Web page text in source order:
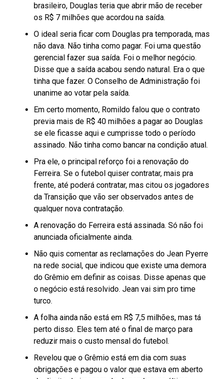
brasileiro, Douglas teria que abrir mão de receber
os R$ 7 milhões que acordou na saída.
O ideal seria ficar com Douglas pra temporada, mas
não dava. Não tinha como pagar. Foi uma questão
gerencial fazer sua saída. Foi o melhor negócio.
Disse que a saída acabou sendo natural. Era o que
tinha que fazer. O Conselho de Administração foi
unanime ao votar pela saída.
Em certo momento, Romildo falou que o contrato
previa mais de R$ 40 milhões a pagar ao Douglas
se ele ficasse aqui e cumprisse todo o período
assinado. Não tinha como bancar na condição atual.
Pra ele, o principal reforço foi a renovação do
Ferreira. Se o futebol quiser contratar, mais pra
frente, até poderá contratar, mas citou os jogadores
da Transição que vão ser observados antes de
qualquer nova contratação.
A renovação do Ferreira está assinada. Só não foi
anunciada oficialmente ainda.
Não quis comentar as reclamações do Jean Pyerre
na rede social, que indicou que existe uma demora
do Grêmio em definir as coisas. Disse apenas que
o negócio está resolvido. Jean vai sim pro time
turco.
A folha ainda não está em R$ 7,5 milhões, mas tá
perto disso. Eles tem até o final de março para
reduzir mais o custo mensal do futebol.
Revelou que o Grêmio está em dia com suas
obrigações e pagou o valor que estava em aberto